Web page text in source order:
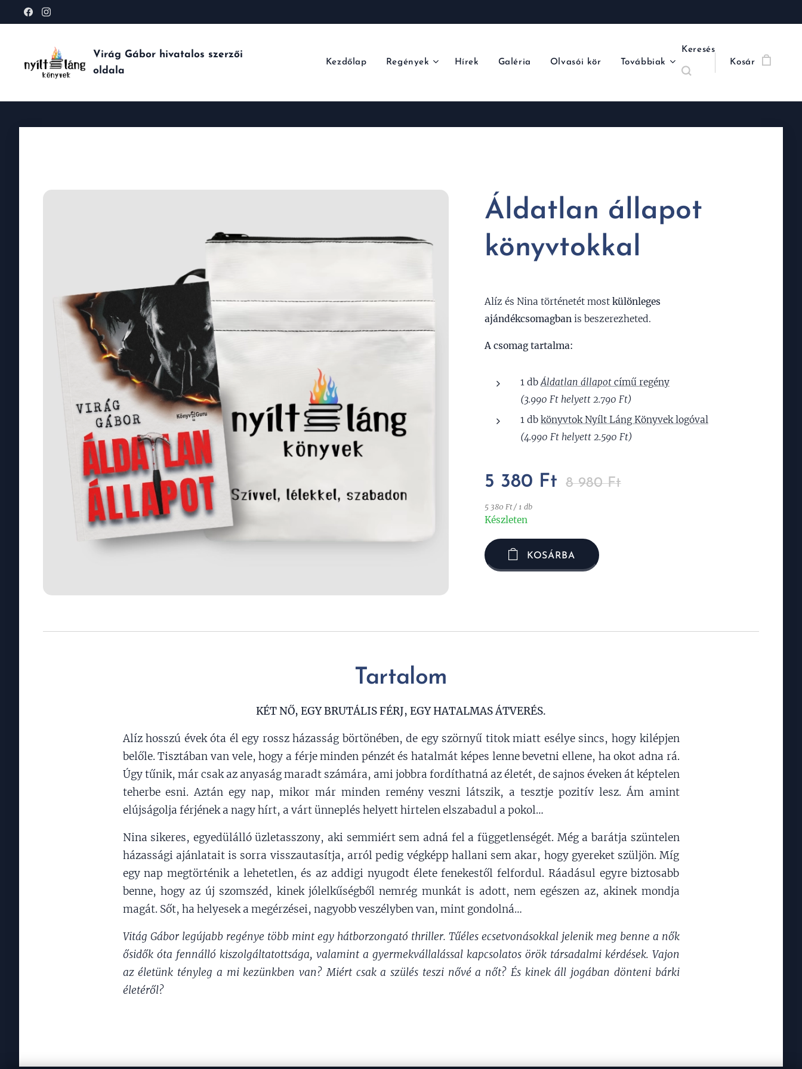
Virág Gábor hivatalos szerzői
oldala
Kezdőlap Regények Hírek Galéria Olvasói kör Továbbiak
Keresés
Kosár
Áldatlan állapot
könyvtokkal
Alíz és Nina történetét most különleges
ajándékcsomagban is beszerezheted.
A csomag tartalma:
1 db Áldatlan állapot című regény
(3.990 Ft helyett 2.790 Ft)
1 db könyvtok Nyílt Láng Könyvek logóval
(4.990 Ft helyett 2.590 Ft)
5 380 Ft 8 980Ft
5 380 Ft / 1 db
Készleten
KOSÁRBA
Tartalom
KÉT NŐ, EGY BRUTÁLIS FÉRJ, EGY HATALMAS ÁTVERÉS.
Alíz hosszú évek óta él egy rossz házasság börtönében, de egy szörnyű titok miatt esélye sincs, hogy kilépjen
belőle. Tisztában van vele, hogy a férje minden pénzét és hatalmát képes lenne bevetni ellene, ha okot adna rá.
Úgy tűnik, már csak az anyaság maradt számára, ami jobbra fordíthatná az életét, de sajnos éveken át képtelen
teherbe esni. Aztán egy nap, mikor már minden remény veszni látszik, a tesztje pozitív lesz. Ám amint
elújságolja férjének a nagy hírt, a várt ünneplés helyett hirtelen elszabadul a pokol…
Nina sikeres, egyedülálló üzletasszony, aki semmiért sem adná fel a függetlenségét. Még a barátja szüntelen
házassági ajánlatait is sorra visszautasítja, arról pedig végképp hallani sem akar, hogy gyereket szüljön. Míg
egy nap megtörténik a lehetetlen, és az addigi nyugodt élete fenekestől felfordul. Ráadásul egyre biztosabb
benne, hogy az új szomszéd, kinek jólelkűségből nemrég munkát is adott, nem egészen az, akinek mondja
magát. Sőt, ha helyesek a megérzései, nagyobb veszélyben van, mint gondolná…
Vitág Gábor legújabb regénye több mint egy hátborzongató thriller. Tűéles ecsetvonásokkal jelenik meg benne a nők
ősidők óta fennálló kiszolgáltatottsága, valamint a gyermekvállalással kapcsolatos örök társadalmi kérdések. Vajon
az életünk tényleg a mi kezünkben van? Miért csak a szülés teszi nővé a nőt? És kinek áll jogában dönteni bárki
életéről?